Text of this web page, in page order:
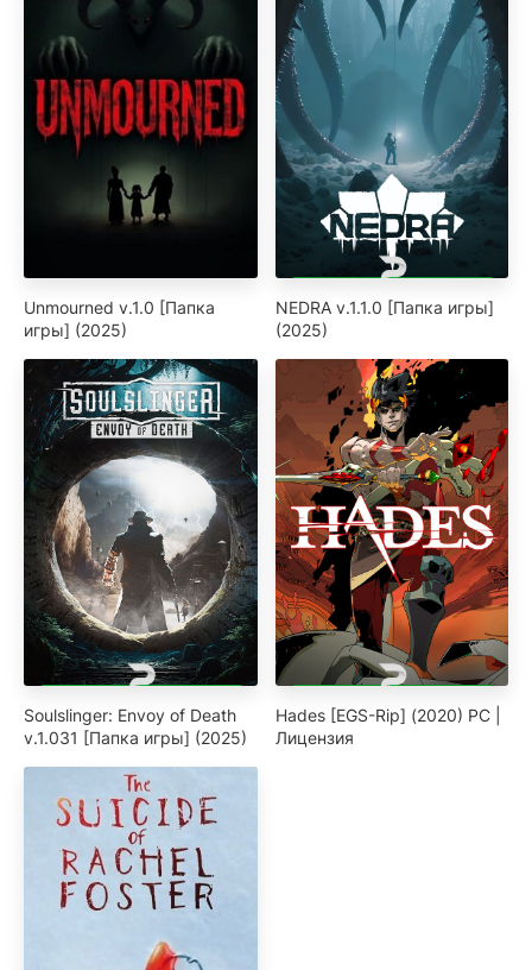
Unmourned v.1.0 [Папка
игры] (2025)
NEDRA v.1.1.0 [Папка игры]
(2025)
Soulslinger: Envoy of Death
v.1.031 [Папка игры] (2025)
Hades [EGS-Rip] (2020) PC |
Лицензия